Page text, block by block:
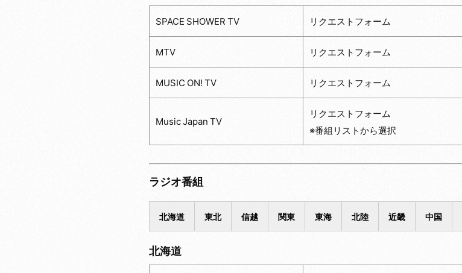
SPACE SHOWER TV リクエストフォーム
MTV リクエストフォーム
MUSIC ON! TV リクエストフォーム
Music Japan TV
リクエストフォーム
※番組リストから選択
ラジオ番組
北海道 東北 信越 関東 東海 北陸 近畿 中国
北海道